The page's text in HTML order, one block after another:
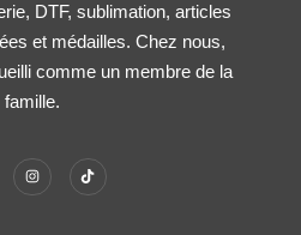
DTF, sublimation, articles
et médailles. Chez nous,
comme un membre de la
famille.